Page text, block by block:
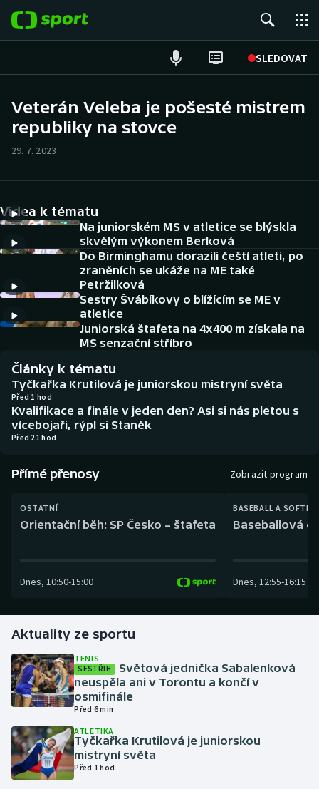
SLEDOVAT
Hokej
Cyklistika
DALŠÍ SPORTY
Americký fotbal
Baseball a softbal
Basketbal
Biatlon
Boby a skeleton
Box
Curling
Golf
Gymnastika
Házená
Jezdectví
Judo
NEPŘEHLÉDNĚTE
Soutěže
Historické návraty
Aplikace ČT sport
AZ kvíz
Veterán Veleba je pošesté mistrem
republiky na stovce
29. 7. 2023
Videa k tématu
Na juniorském MS v atletice se blýskla
skvělým výkonem Berková
Do Birminghamu dorazili čeští atleti, po
zraněních se ukáže na ME také
Petržilková
Sestry Švábíkovy o blížícím se ME v
atletice
Juniorská štafeta na 4x400 m získala na
MS senzační stříbro
Články k tématu
Tyčkařka Krutilová je juniorskou mistryní světa
Před 1 hod
Kvalifikace a finále v jeden den? Asi si nás pletou s
vícebojaři, rýpl si Staněk
Před 21 hod
Přímé přenosy Zobrazit program
OSTATNÍ
Orientační běh: SP Česko – štafeta
Dnes, 10:50-15:00
BASEBALL A
Baseballová
Dnes, 12:55-16:15
Aktuality ze sportu
TENIS
SESTŘIH
Světová jednička Sabalenková
neuspěla ani v Torontu a končí v
osmifinále
Před 6 min
ATLETIKA
Tyčkařka Krutilová je juniorskou
mistryní světa
Před 1 hod